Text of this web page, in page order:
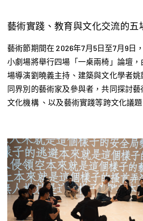
藝術實踐、教育與文化交流的五
藝術節期間在 2026年7月5日至7月9日
小劇場將舉行四場「一桌兩椅」論壇
場導演劉曉義主持、建築與文化學者
同界別的藝術家及參與者，共同探討藝
文化機構 、以及藝術實踐等跨文化議題